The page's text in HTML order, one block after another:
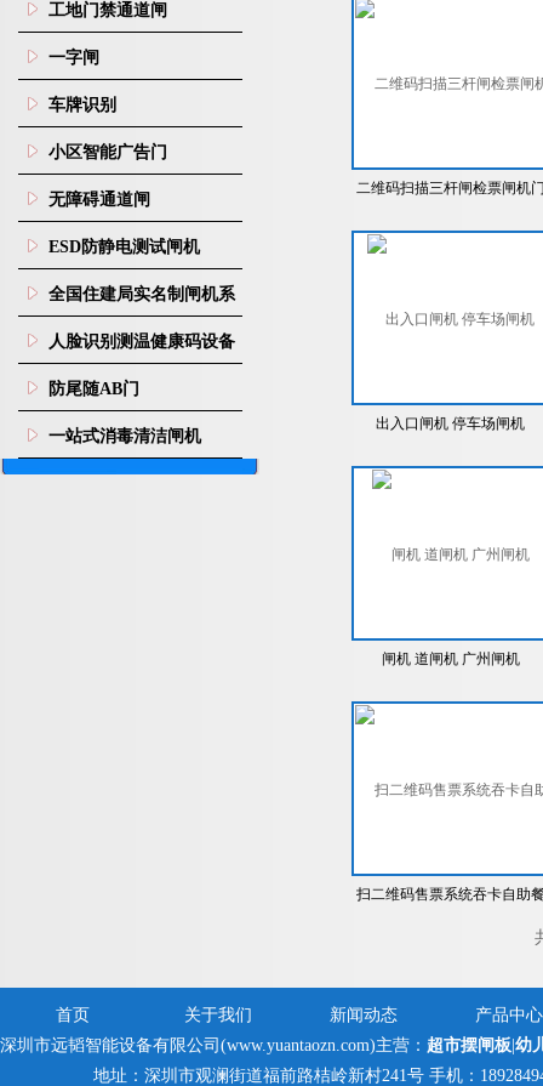
工地门禁通道闸
一字闸
车牌识别
小区智能广告门
无障碍通道闸
ESD防静电测试闸机
全国住建局实名制闸机系
统
人脸识别测温健康码设备
防尾随AB门
一站式消毒清洁闸机
二维码扫描三杆闸检票闸机
出入口闸机 停车场闸机
闸机 道闸机 广州闸机
扫二维码售票系统吞卡自助
厅高档翼闸刷指纹微信带考
首页 关于我们 新闻动态
产品中心
深圳市远韬智能设备有限公司(www.yuantaozn.com)主营： 超市摆闸板 幼
地址：深圳市观澜街道福前路桔岭新村241号 手机：